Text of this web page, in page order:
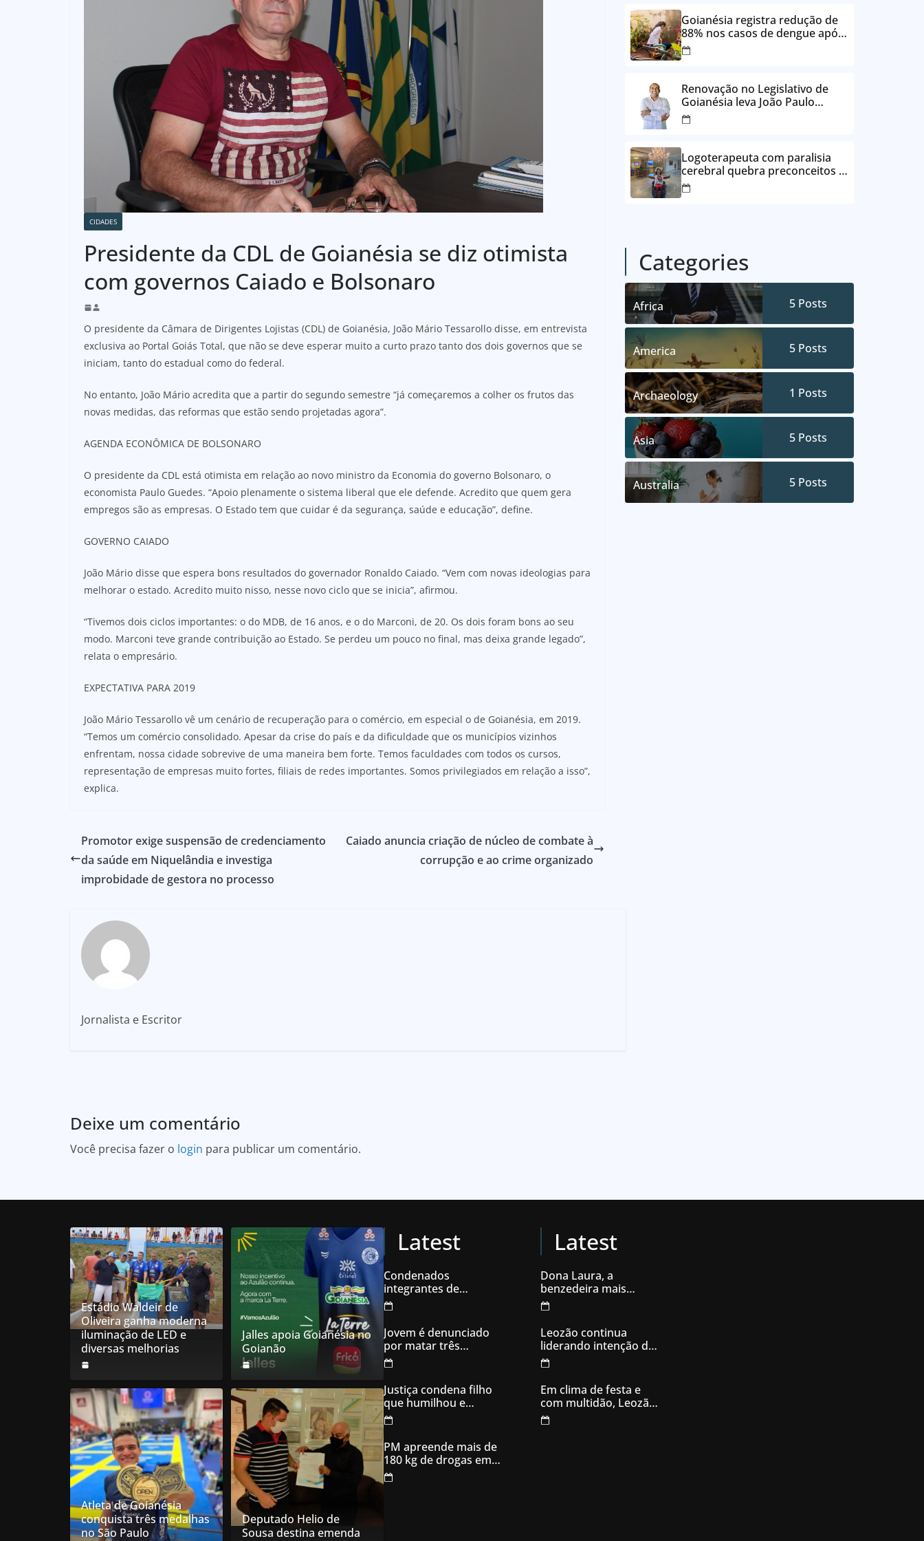
CIDADES
Presidente da CDL de Goianésia se diz otimista
com governos Caiado e Bolsonaro
O presidente da Câmara de Dirigentes Lojistas (CDL) de Goianésia, João Mário Tessarollo disse, em entrevista
exclusiva ao Portal Goiás Total, que não se deve esperar muito a curto prazo tanto dos dois governos que se
iniciam, tanto do estadual como do federal.
No entanto, João Mário acredita que a partir do segundo semestre “já começaremos a colher os frutos das
novas medidas, das reformas que estão sendo projetadas agora”.
AGENDA ECONÔMICA DE BOLSONARO
O presidente da CDL está otimista em relação ao novo ministro da Economia do governo Bolsonaro, o
economista Paulo Guedes. “Apoio plenamente o sistema liberal que ele defende. Acredito que quem gera
empregos são as empresas. O Estado tem que cuidar é da segurança, saúde e educação”, define.
GOVERNO CAIADO
João Mário disse que espera bons resultados do governador Ronaldo Caiado. “Vem com novas ideologias para
melhorar o estado. Acredito muito nisso, nesse novo ciclo que se inicia”, afirmou.
“Tivemos dois ciclos importantes: o do MDB, de 16 anos, e o do Marconi, de 20. Os dois foram bons ao seu
modo. Marconi teve grande contribuição ao Estado. Se perdeu um pouco no final, mas deixa grande legado”,
relata o empresário.
EXPECTATIVA PARA 2019
João Mário Tessarollo vê um cenário de recuperação para o comércio, em especial o de Goianésia, em 2019.
“Temos um comércio consolidado. Apesar da crise do país e da dificuldade que os municípios vizinhos
enfrentam, nossa cidade sobrevive de uma maneira bem forte. Temos faculdades com todos os cursos,
representação de empresas muito fortes, filiais de redes importantes. Somos privilegiados em relação a isso”,
explica.
Promotor exige suspensão de credenciamento
da saúde em Niquelândia e investiga
improbidade de gestora no processo
Caiado anuncia criação de núcleo de combate à
corrupção e ao crime organizado
Jornalista e Escritor
Deixe um comentário
Você precisa fazer o login para publicar um comentário.
Goianésia registra redução de
88% nos casos de dengue após
ações de prevenção da
Prefeitura
Renovação no Legislativo de
Goianésia leva João Paulo
Batista à Câmara Municipal
Logoterapeuta com paralisia
cerebral quebra preconceitos e
ajuda pacientes a reencontrar
propósito em Goianésia
Categories
Africa 5 Posts
America 5 Posts
Archaeology 1 Posts
Asia 5 Posts
Australia 5 Posts
Estádio Waldeir de
Oliveira ganha moderna
iluminação de LED e
diversas melhorias
Jalles apoia Goianésia no
Goianão
Atleta de Goianésia
conquista três medalhas
no São Paulo
Deputado Helio de
Sousa destina emenda
Latest
Condenados
integrantes de
organização
criminosa acusados
de explodir caixas
eletrônicos
Jovem é denunciado
por matar três
filhotes de cachorro e
usar sangue para
ameaçar os donos,
em Aparecida de
Goiânia
Justiça condena filho
que humilhou e
ameaçou mãe idosa;
da prisão à sentença
condenatória foram
apenas 21 dias
PM apreende mais de
180 kg de drogas em
Goiás
Latest
Dona Laura, a
benzedeira mais
famosa de Goiás
Leozão continua
liderando intenção de
votos em Goianésia
Em clima de festa e
com multidão, Leozão
inaugura comitê de
campanha